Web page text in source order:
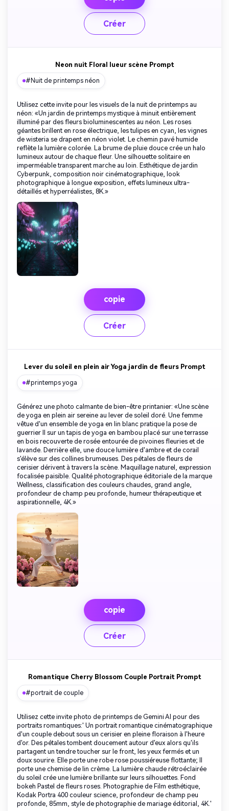
Créer
Neon nuit Floral lueur scène Prompt
#Nuit de printemps néon
Utilisez cette invite pour les visuels de la nuit de printemps au
néon: «Un jardin de printemps mystique à minuit entièrement
illuminé par des fleurs bioluminescentes au néon. Les roses
géantes brillent en rose électrique, les tulipes en cyan, les vignes
de wisteria se drapent en néon violet. Le chemin pavé humide
reflète la lumière colorée. La brume de pluie douce crée un halo
lumineux autour de chaque fleur. Une silhouette solitaire en
imperméable transparent marche au loin. Esthétique de jardin
Cyberpunk, composition noir cinématographique, look
photographique à longue exposition, effets lumineux ultra-
détaillés et hyperréalistes, 8K.»
copie
Créer
Lever du soleil en plein air Yoga jardin de fleurs Prompt
#printemps yoga
Générez une photo calmante de bien-être printanier: «Une scène
de yoga en plein air sereine au lever de soleil doré. Une femme
vêtue d'un ensemble de yoga en lin blanc pratique la pose de
guerrier II sur un tapis de yoga en bambou placé sur une terrasse
en bois recouverte de rosée entourée de pivoines fleuries et de
lavande. Derrière elle, une douce lumière d'ambre et de corail
s'élève sur des collines brumeuses. Des pétales de fleurs de
cerisier dérivent à travers la scène. Maquillage naturel, expression
focalisée paisible. Qualité photographique éditoriale de la marque
Wellness, classification des couleurs chaudes, grand angle,
profondeur de champ peu profonde, humeur thérapeutique et
aspirationnelle, 4K.»
copie
Créer
Romantique Cherry Blossom Couple Portrait Prompt
#portrait de couple
Utilisez cette invite photo de printemps de Gemini AI pour des
portraits romantiques:' Un portrait romantique cinématographique
d'un couple debout sous un cerisier en pleine floraison à l'heure
d'or. Des pétales tombent doucement autour d'eux alors qu'ils
partagent un tendre toucher sur le front, les yeux fermés et un
doux sourire. Elle porte une robe rose poussiéreuse flottante; Il
porte une chemise de lin crème. La lumière chaude rétroéclairée
du soleil crée une lumière brillante sur leurs silhouettes. Fond
bokeh Pastel de fleurs roses. Photographie de Film esthétique,
Kodak Portra 400 couleur science, profondeur de champ peu
profonde, 85mm, style de photographie de mariage éditorial, 4K.'